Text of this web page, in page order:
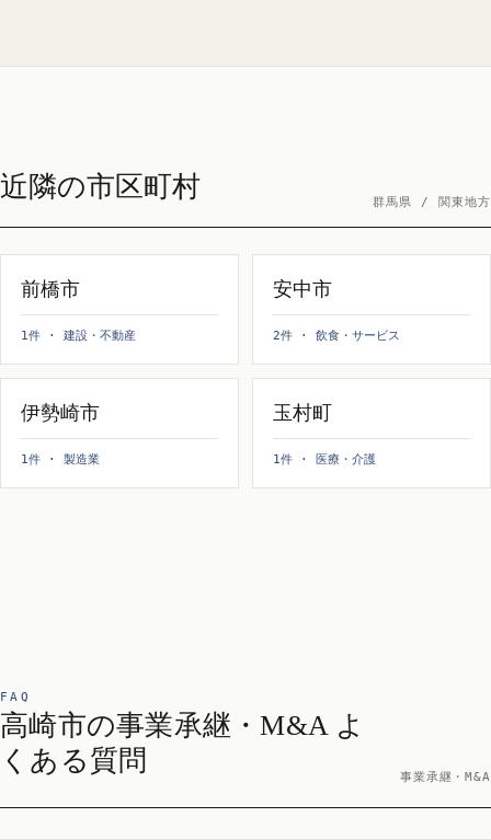
近隣の市区町村 群馬県 / 関東地方
前橋市
1件 · 建設・不動産
安中市
2件 · 飲食・サービス
伊勢崎市
1件 · 製造業
玉村町
1件 · 医療・介護
FAQ
高崎市の事業承継・M&A よ
くある質問
事業承継・M&A